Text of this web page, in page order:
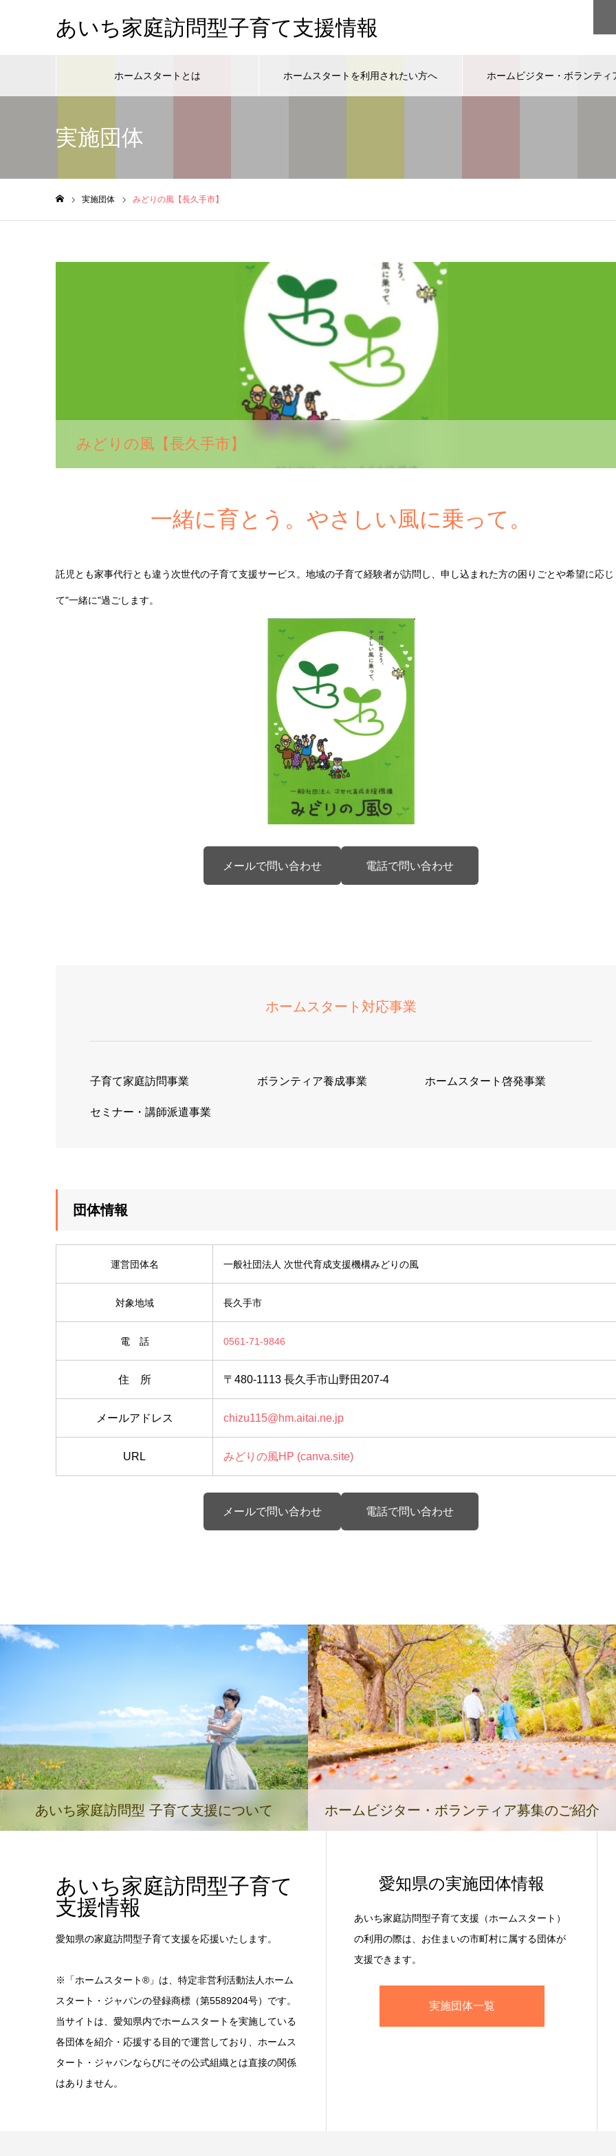
あいち家庭訪問型子育て支援情報
ホームスタートとは ホームスタートを利用されたい方へ ホームビジター・ボランティ
実施団体
実施団体 みどりの風【長久手市】
みどりの風【長久手市】
一緒に育とう。やさしい風に乗って。
託児とも家事代行とも違う次世代の子育て支援サービス。地域の子育て経験者が訪問し、申し込まれた方の困りごとや希望に応じ
て"一緒に"過ごします。
メールで問い合わせ 電話で問い合わせ
ホームスタート対応事業
子育て家庭訪問事業 ボランティア養成事業 ホームスタート啓発事業
セミナー・講師派遣事業
団体情報
運営団体名 一般社団法人 次世代育成支援機構みどりの風
対象地域 長久手市
電 話 0561-71-9846
住 所 〒480-1113 長久手市山野田207-4
メールアドレス chizu115@hm.aitai.ne.jp
URL みどりの風HP (canva.site)
メールで問い合わせ 電話で問い合わせ
あいち家庭訪問型 子育て支援について ホームビジター・ボランティア募集のご紹介
あいち家庭訪問型子育て
支援情報
愛知県の家庭訪問型子育て支援を応援いたします。
※「ホームスタート®」は、特定非営利活動法人ホーム
スタート・ジャパンの登録商標（第5589204号）です。
当サイトは、愛知県内でホームスタートを実施している
各団体を紹介・応援する目的で運営しており、ホームス
タート・ジャパンならびにその公式組織とは直接の関係
はありません。
愛知県の実施団体情報
あいち家庭訪問型子育て支援（ホームスタート）
の利用の際は、お住まいの市町村に属する団体が
支援できます。
実施団体一覧